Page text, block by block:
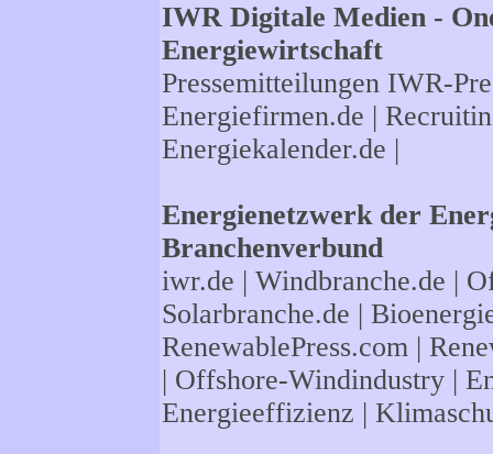
IWR Digitale Medien -
Energiewirtschaft
Pressemitteilungen IWR-
Energiefirmen.de |
Energiekalender.de |
Energienetzwerk der
Branchenverbund
iwr.de | Windbranche.de |
Solarbranche.de |
RenewablePress.com|
| Offshore-Windindustry |
Energieeffizienz |